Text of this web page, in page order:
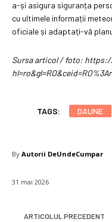
a-și asigura siguranța
cu ultimele informații
oficiale și adaptați-vă
Sursa articol / foto:
TAGS: DAUNE
By Autorii DeUndeCumpar
31 mai 2026
ARTICOLUL PRECEDENT